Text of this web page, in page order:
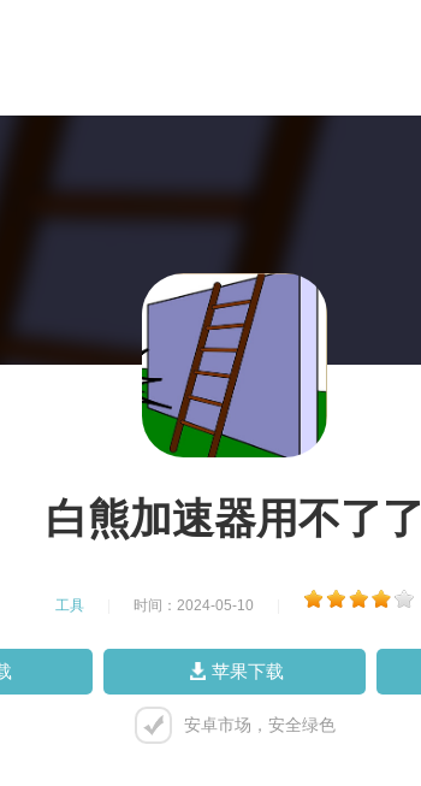
白熊加速器用不了了
工具 时间：2024-05-10
苹果下载
安卓市场，安全绿色